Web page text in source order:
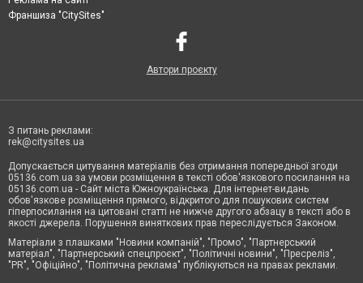
Франшиза "CitySites"
Автори проєкту
З питань реклами:
rek@citysites.ua
Допускається цитування матеріалів без отримання попередньої згоди
05136.com.ua за умови розміщення в тексті обов'язкового посилання на
05136.com.ua - Сайт міста Южноукраїнська. Для інтернет-видань
обов'язкове розміщення прямого, відкритого для пошукових систем
гіперпосилання на цитовані статті не нижче другого абзацу в тексті або в
якості джерела. Порушення виняткових прав переслідується Законом.
Матеріали з плашками "Новини компаній", "Промо", "Партнерський
матеріал", "Партнерський спецпроєкт", "Політичні новини", "Пресреліз",
"PR", "Офіційно", "Політична реклама" публікуються на правах реклами.